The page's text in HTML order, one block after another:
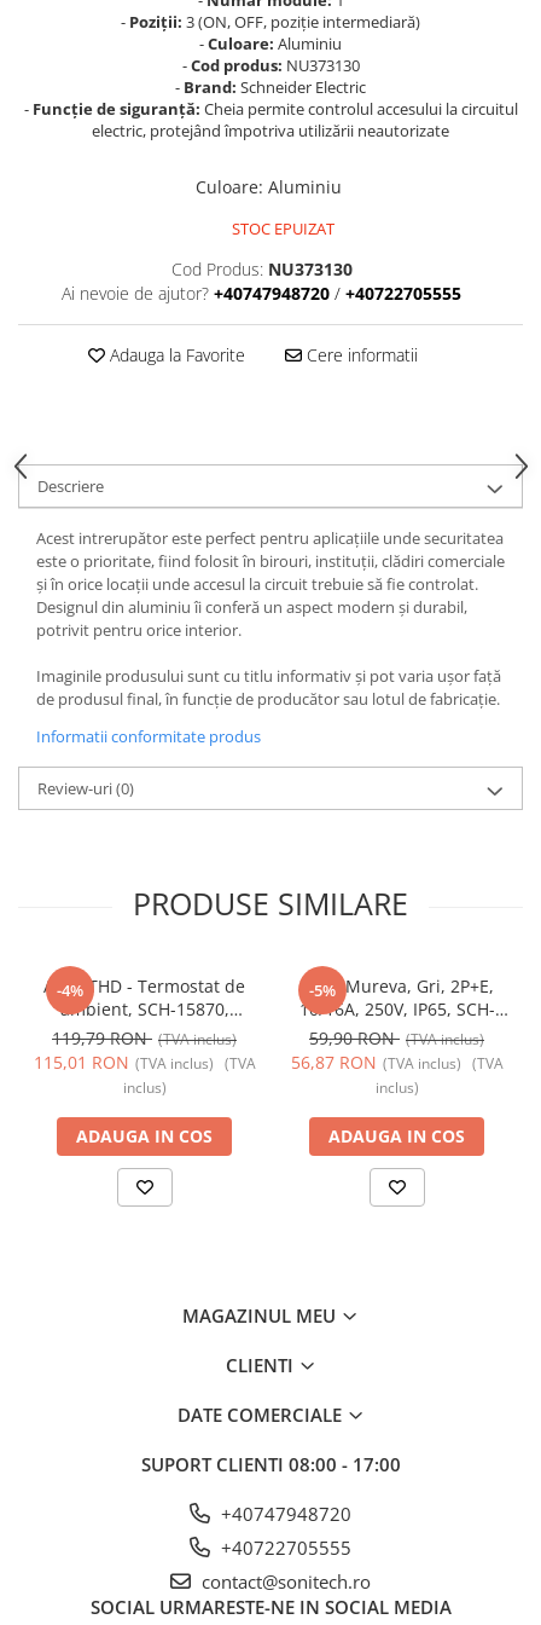
Prize și fișe industriale
Sonerii
Suporturi de fixare
- Poziții: 3 (ON, OFF, poziție intermediară)
-Culoare: Aluminiu
-Cod produs: NU373130
- Brand: Schneider Electric
- Funcție de siguranță: Cheia permite controlul accesului la circuitul
electric, protejând împotriva utilizării neautorizate
Culoare: Aluminiu
STOC EPUIZAT
Cod Produs: NU373130
Ai nevoie de ajutor? +40747948720 / +40722705555
Adauga la Favorite Cere informatii
Descriere
Acest intrerupător este perfect pentru aplicațiile unde securitatea
este o prioritate, fiind folosit în birouri, instituții, clădiri comerciale
și în orice locații unde accesul la circuit trebuie să fie controlat.
Designul din aluminiu îi conferă un aspect modern și durabil,
potrivit pentru orice interior.
Imaginile produsului sunt cu titlu informativ și pot varia ușor față
de produsul final, în funcție de producător sau lotul de fabricație.
Informatii conformitate produs
Review-uri(0)
PRODUSE SIMILARE
-4%
Acti9 THD - Termostat de
ambient, SCH-15870,
Schneider Electric -
Schneider
119,79 RON (TVA inclus)
115,01 RON (TVA inclus) (TVA
inclus)
ADAUGA IN COS
-5%
Priza Mureva, Gri, 2P+E,
10/16A, 250V, IP65, SCH-
81141, Schneider Electric -
Schneider
59,90 RON (TVA inclus)
56,87 RON (TVA inclus) (TVA
inclus)
ADAUGA IN COS
MAGAZINUL MEU
CLIENTI
DATE COMERCIALE
SUPORT CLIENTI 08:00 - 17:00
+40747948720
+40722705555
contact@sonitech.ro
SOCIAL URMARESTE-NE IN SOCIAL MEDIA